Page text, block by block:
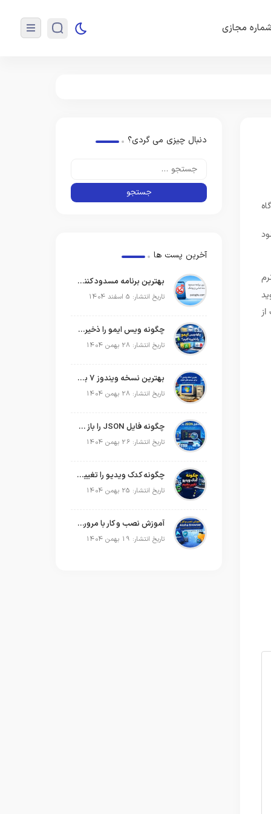
مجازی
دنبال چیزی می گردی؟
آخرین پست ها
بهترین برنامه مسدود کننده تماس و پیامک در سال 2026
تاریخ انتشار: 5 اسفند 1404
چگونه ویس ایمو را ذخیره کنیم؟
تاریخ انتشار: 28 بهمن 1404
بهترین نسخه ویندوز 7 برای سیستم های ضعیف
تاریخ انتشار: 28 بهمن 1404
چگونه فایل JSON را باز کنیم؟
تاریخ انتشار: 26 بهمن 1404
چگونه کدک ویدیو را تغییر دهیم؟
تاریخ انتشار: 25 بهمن 1404
آموزش نصب و کار با مرورگر Aloha Browser
تاریخ انتشار: 19 بهمن 1404